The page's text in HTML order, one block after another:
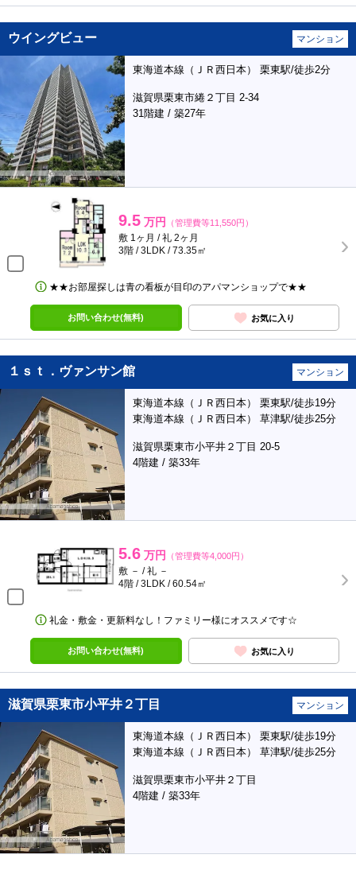
ウイングビュー マンション
東海道本線（ＪＲ西日本） 栗東駅/徒歩2分
滋賀県栗東市綣２丁目 2-34
31階建 / 築27年
9.5 万円 （管理費等11,550円）
敷 1ヶ月 / 礼 2ヶ月
3階 / 3LDK / 73.35㎡
★★お部屋探しは青の看板が目印のアパマンショップで★★
お問い合わせ(無料) お気に入り
１ｓｔ．ヴァンサン館 マンション
東海道本線（ＪＲ西日本） 栗東駅/徒歩19分
東海道本線（ＪＲ西日本） 草津駅/徒歩25分
滋賀県栗東市小平井２丁目 20-5
4階建 / 築33年
5.6 万円 （管理費等4,000円）
敷 － / 礼 －
4階 / 3LDK / 60.54㎡
礼金・敷金・更新料なし！ファミリー様にオススメです☆
お問い合わせ(無料) お気に入り
滋賀県栗東市小平井２丁目 マンション
東海道本線（ＪＲ西日本） 栗東駅/徒歩19分
東海道本線（ＪＲ西日本） 草津駅/徒歩25分
滋賀県栗東市小平井２丁目
4階建 / 築33年